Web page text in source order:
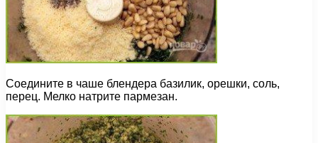
Соедините в чаше блендера базилик, орешки, соль,
перец. Мелко натрите пармезан.